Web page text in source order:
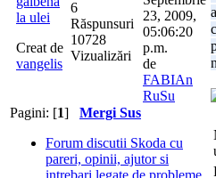
la ulei
Creat de
vangelis
6
Răspunsuri
10728
Vizualizări
23, 2009,
05:06:20
p.m.
de
FABIAn
RuSu
Pagini: [1] Mergi Sus
Forum discutii Skoda cu
pareri, opinii, ajutor si
intrebari legate de probleme